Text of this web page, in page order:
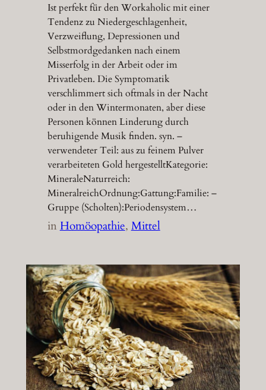
Ist perfekt für den Workaholic mit einer
Tendenz zu Niedergeschlagenheit,
Verzweiflung, Depressionen und
Selbstmordgedanken nach einem
Misserfolg in der Arbeit oder im
Privatleben. Die Symptomatik
verschlimmert sich oftmals in der Nacht
oder in den Wintermonaten, aber diese
Personen können Linderung durch
beruhigende Musik finden. syn. –
verwendeter Teil: aus zu feinem Pulver
verarbeiteten Gold hergestelltKategorie:
MineraleNaturreich:
MineralreichOrdnung:Gattung:Familie: –
Gruppe (Scholten):Periodensystem…
inHomöopathie, Mittel